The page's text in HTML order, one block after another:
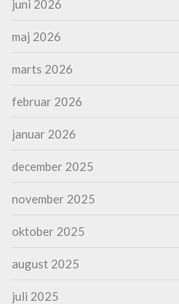
juni 2026
maj 2026
marts 2026
februar 2026
januar 2026
december 2025
november 2025
oktober 2025
august 2025
juli 2025